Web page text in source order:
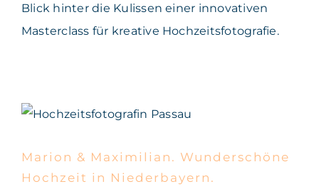
Blick hinter die Kulissen einer innovativen
Masterclass für kreative Hochzeitsfotografie.
Wunderschöne Hochzeit in
Marion & Maximilian. Wunderschöne
Hochzeit in Niederbayern.